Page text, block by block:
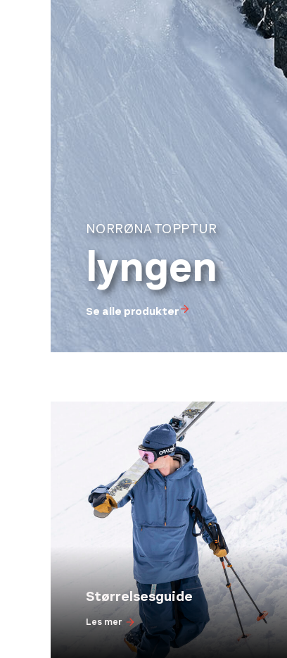
NORRØNA TOPPTUR
lyngen
Se alle produkter
Størrelsesguide